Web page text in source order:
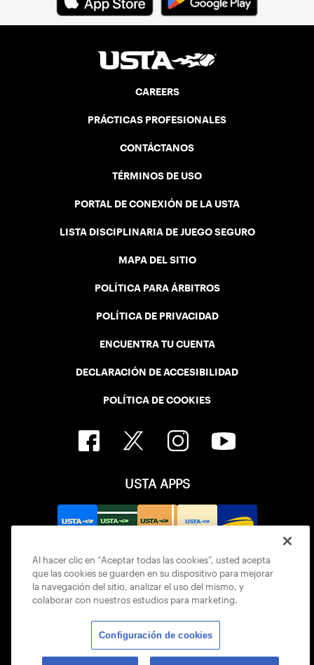
CAREERS
PRÁCTICAS PROFESIONALES
CONTÁCTANOS
TÉRMINOS DE USO
PORTAL DE CONEXIÓN DE LA USTA
LISTA DISCIPLINARIA DE JUEGO SEGURO
MAPA DEL SITIO
POLÍTICA PARA ÁRBITROS
POLÍTICA DE PRIVACIDAD
ENCUENTRA TU CUENTA
DECLARACIÓN DE ACCESIBILIDAD
POLÍTICA DE COOKIES
USTA APPS
© 2026 USTA ALL RIGHTS RESERVED
Al hacer clic en “Aceptar todas las cookies”, usted acepta
que las cookies se guarden en su dispositivo para mejorar
la navegación del sitio, analizar el uso del mismo, y
colaborar con nuestros estudios para marketing.
Configuración de cookies